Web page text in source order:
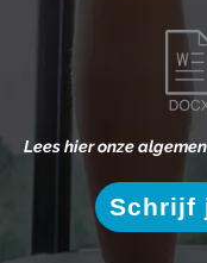
Lees hier onze
Schrijf